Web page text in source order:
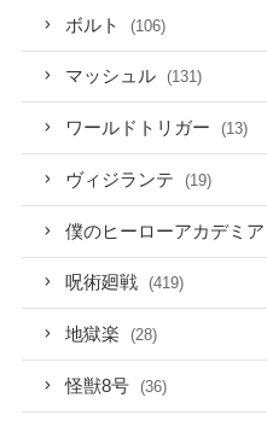
ボルト (106)
マッシュル (131)
ワールドトリガー (13)
ヴィジランテ (19)
僕のヒーローアカデミア
呪術廻戦 (419)
地獄楽 (28)
怪獣8号 (36)